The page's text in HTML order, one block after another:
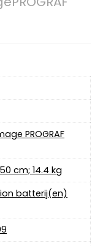
PROGRAF
cm; 14.4 kg
ion batterij(en)